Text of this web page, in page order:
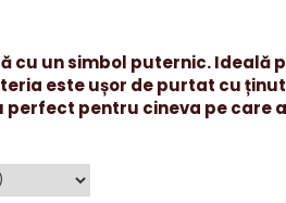
cu un simbol puternic. Ideală
este ușor de purtat cu
perfect pentru cineva pe care